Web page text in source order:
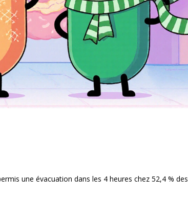
une évacuation dans les 4 heures chez 52,4 % des